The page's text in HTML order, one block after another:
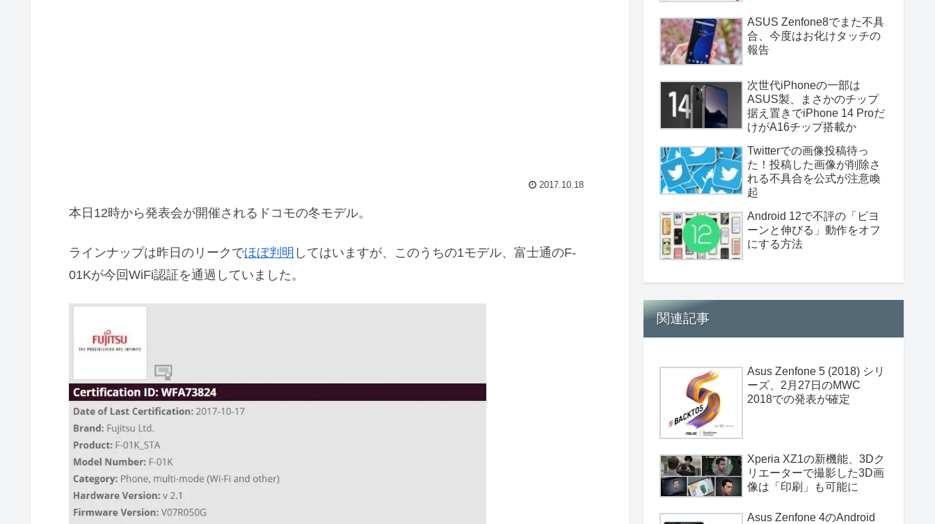
2017.10.18
本日12時から発表会が開催されるドコモの冬モデル。
ラインナップは昨日のリークでほぼ判明 してはいますが、このうちの1モデル、富士通のF-
01Kが今回WiFi認証を通過していました。
ASUS Zenfone8でまた不具
合、今度はお化けタッチの
報告
次世代iPhoneの一部は
ASUS製、まさかのチップ
据え置きでiPhone 14 Proだ
けがA16チップ搭載か
Twitterでの画像投稿待っ
た！投稿した画像が削除さ
れる不具合を公式が注意喚
起
Android 12で不評の「ビヨ
ーンと伸びる」動作をオフ
にする方法
関連記事
Asus Zenfone 5 (2018) シリ
ーズ、2月27日のMWC
2018での発表が確定
Xperia XZ1の新機能、3Dク
リエーターで撮影した3D画
像は「印刷」も可能に
Asus Zenfone 4のAndroid